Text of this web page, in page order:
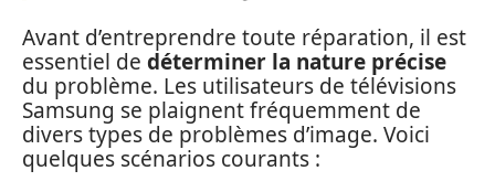
Avant d’entreprendre toute réparation, il est
essentiel de déterminer la nature précise
du problème. Les utilisateurs de télévisions
Samsung se plaignent fréquemment de
divers types de problèmes d’image. Voici
quelques scénarios courants :